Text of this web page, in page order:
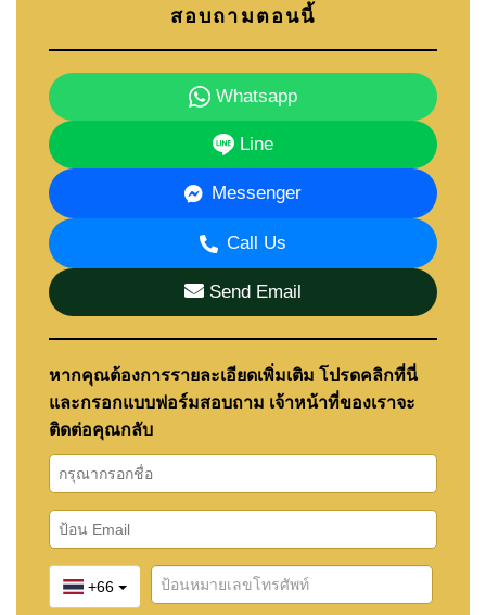
สอบถามตอนนี้
Whatsapp
Line
Messenger
Call Us
Send Email
หากคุณต้องการรายละเอียดเพิ่มเติม โปรดคลิกที่นี่
และกรอกแบบฟอร์มสอบถาม เจ้าหน้าที่ของเราจะ
ติดต่อคุณกลับ
+66